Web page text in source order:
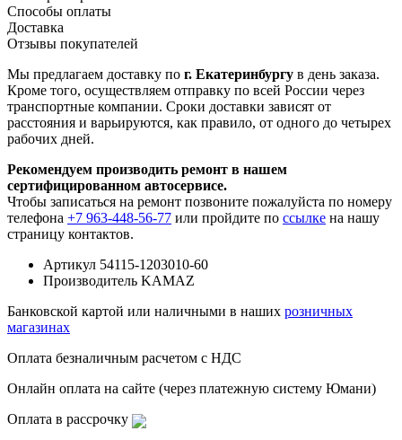
Способы оплаты
Доставка
Отзывы покупателей
Мы предлагаем доставку по г. Екатеринбургу в день заказа.
Кроме того, осуществляем отправку по всей России через
транспортные компании. Сроки доставки зависят от
расстояния и варьируются, как правило, от одного до четырех
рабочих дней.
Рекомендуем производить ремонт в нашем
сертифицированном автосервисе.
Чтобы записаться на ремонт позвоните пожалуйста по номеру
телефона +7 963-448-56-77 или пройдите по ссылке на нашу
страницу контактов.
Артикул 54115-1203010-60
Производитель KAMAZ
Банковской картой или наличными в наших розничных
магазинах
Оплата безналичным расчетом с НДС
Онлайн оплата на сайте (через платежную систему Юмани)
Оплата в рассрочку